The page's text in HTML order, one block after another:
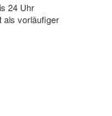
24 Uhr
als vorläufiger